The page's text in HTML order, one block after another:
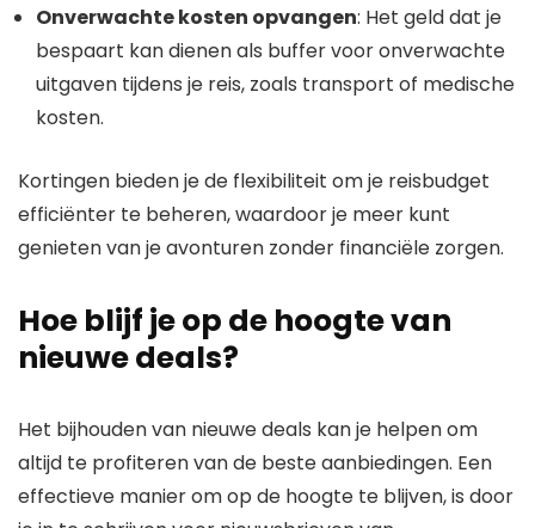
Onverwachte kosten opvangen: Het geld dat je
bespaart kan dienen als buffer voor onverwachte
uitgaven tijdens je reis, zoals transport of medische
kosten.
Kortingen bieden je de flexibiliteit om je reisbudget
efficiënter te beheren, waardoor je meer kunt
genieten van je avonturen zonder financiële zorgen.
Hoe blijf je op de hoogte van
nieuwe deals?
Het bijhouden van nieuwe deals kan je helpen om
altijd te profiteren van de beste aanbiedingen. Een
effectieve manier om op de hoogte te blijven, is door